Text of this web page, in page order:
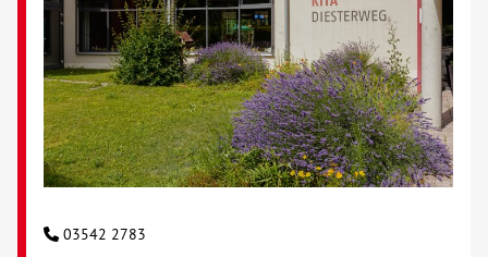
03542 2783